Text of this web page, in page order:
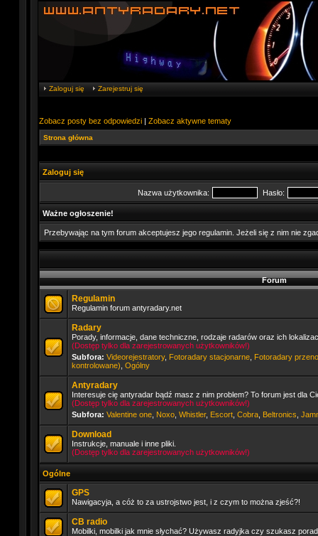
Zaloguj się Zarejestruj się
Zobacz posty bez odpowiedzi | Zobacz aktywne tematy
Strona główna
Zaloguj się
Nazwa użytkownika: Hasło:
Ważne ogłoszenie!
Przebywając na tym forum akceptujesz jego regulamin. Jeżeli się z nim nie
Forum
Regulamin
Regulamin forum antyradary.net
Radary
Porady, informacje, dane techniczne, rodzaje radarów oraz ich
(Dostęp tylko dla zarejestrowanych użytkowników!)
Subfora: Videorejestratory, Fotoradary stacjonarne Fotoradary
kontrolowane) Ogólny
Antyradary
Interesuje cię antyradar bądź masz z nim problem? To forum jest dla
(Dostęp tylko dla zarejestrowanych użytkowników!)
Subfora: Valentine one Noxo Whistler, Escort Cobra Beltronics
Download
Instrukcje, manuale i inne pliki.
(Dostęp tylko dla zarejestrowanych użytkowników!)
Ogólne
GPS
Nawigacyja, a cóż to za ustrojstwo jest, i z czym to można zjeść?!
CB radio
Mobilki, mobilki jak mnie słychać? Używasz radyjka czy szukasz